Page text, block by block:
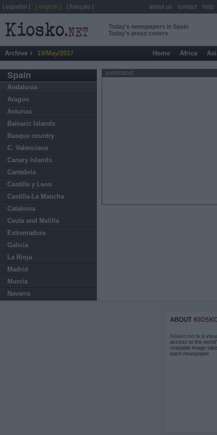
Today's newspapers in Spain
Today's press covers
Archive 19/May/2017 Home Africa
Spain
Andalusia
Aragon
Asturias
Balearic Islands
Basque country
C. Valenciana
Canary Islands
Cantabria
Castilla y Leon
Castilla-La Mancha
Catalonia
Ceuta and Melilla
Extremadura
Galicia
La Rioja
Madrid
Murcia
Navarra
publicidad
ABOUT
Kiosko.net is a
access to the
readable image
each newspaper.
[ español ] [ english ] [ français ] about us contact help